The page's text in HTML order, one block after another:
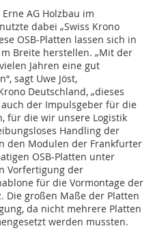
AG Holzbau im
dabei „Swiss Krono
OSB-Platten lassen sich in
Breite herstellen. „Mit der
Jahren eine gut
sagt Uwe Jöst,
Deutschland, „dieses
der Impulsgeber für die
für die wir unsere Logistik
Handling der
den Modulen der Frankfurter
OSB-Platten unter
Vorfertigung der
für die Vormontage der
Die großen Maße der Platten
da nicht mehrere Platten
werden mussten.